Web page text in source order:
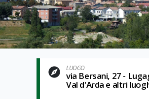
LUOGO
via Bersani, 27 -
Val d'Arda e altri